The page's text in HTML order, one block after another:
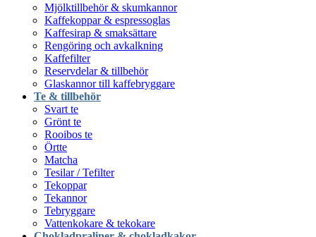
Mjölktillbehör & skumkannor
Kaffekoppar & espressoglas
Kaffesirap & smaksättare
Rengöring och avkalkning
Kaffefilter
Reservdelar & tillbehör
Glaskannor till kaffebryggare
Te & tillbehör
Svart te
Grönt te
Rooibos te
Örtte
Matcha
Tesilar / Tefilter
Tekoppar
Tekannor
Tebryggare
Vattenkokare & tekokare